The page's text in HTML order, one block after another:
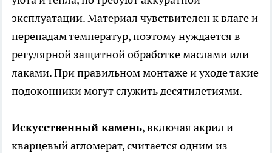
эксплуатации. Материал чувствителен к влаге и
перепадам температур, поэтому нуждается в
регулярной защитной обработке маслами или
лаками. При правильном монтаже и уходе такие
подоконники могут служить десятилетиями.
Искусственный камень, включая акрил и
кварцевый агломерат, считается одним из